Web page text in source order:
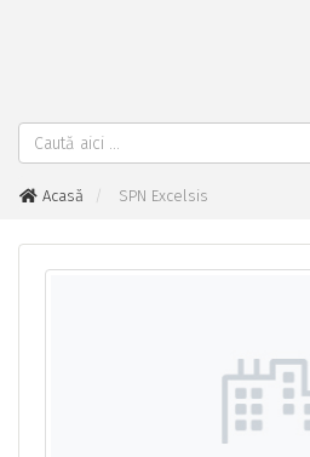
Acasă SPN Excelsis